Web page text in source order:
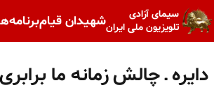
سیمای آزادی
تلویزیون ملی ایرانشهیدان قیام
دایره ـ چالش زمانه ما